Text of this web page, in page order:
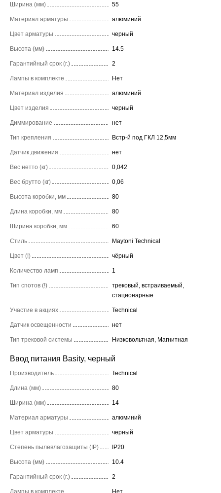
Ширина (мм) 55
Материал арматуры алюминий
Цвет арматуры черный
Высота (мм) 14.5
Гарантийный срок (г.) 2
Лампы в комплекте Нет
Материал изделия алюминий
Цвет изделия черный
Диммирование нет
Тип крепления Встр-й под ГКЛ 12,5мм
Датчик движения нет
Вес нетто (кг) 0,042
Вес брутто (кг) 0,06
Высота коробки, мм 80
Длина коробки, мм 80
Ширина коробки, мм 60
Стиль Maytoni Technical
Цвет (!) чёрный
Количество ламп 1
Тип спотов (!)
трековый, встраиваемый,
стационарные
Участие в акциях Technical
Датчик освещенности нет
Тип трековой системы Низковольтная, Магнитная
Ввод питания Basity, черный
Производитель Technical
Длина (мм) 80
Ширина (мм) 14
Материал арматуры алюминий
Цвет арматуры черный
Степень пылевлагозащиты (IP) IP20
Высота (мм) 10.4
Гарантийный срок (г.) 2
Лампы в комплекте Нет